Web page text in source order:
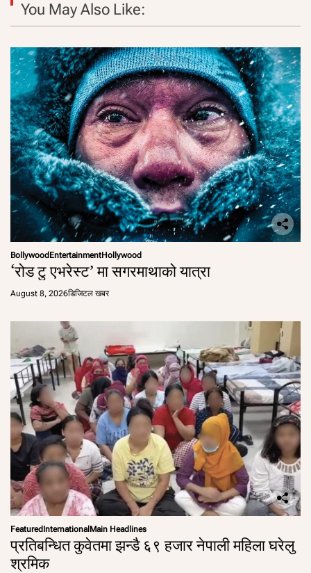
You May Also Like:
Bollywood EntertainmentHollywood
‘रोड टु एभरेस्ट’ मा सगरमाथाको यात्रा
August 8, 2026डिजिटल खबर
Featured International Main Headlines
प्रतिबन्धित कुवेतमा झन्डै ६९ हजार नेपाली महिला घरेलु
श्रमिक